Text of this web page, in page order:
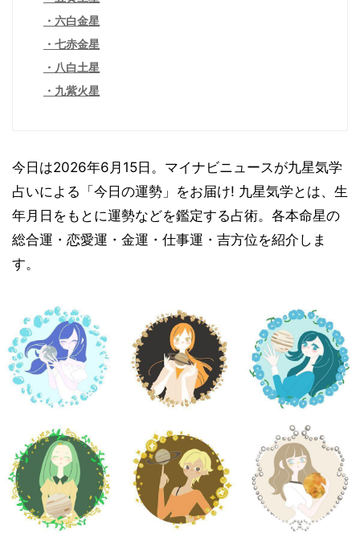
六白金星
七赤金星
八白土星
九紫火星
今日は2026年6月15日。マイナビニュースが九星気学
占いによる「今日の運勢」をお届け! 九星気学とは、生
年月日をもとに運勢などを鑑定する占術。各本命星の
総合運・恋愛運・金運・仕事運・吉方位を紹介しま
す。